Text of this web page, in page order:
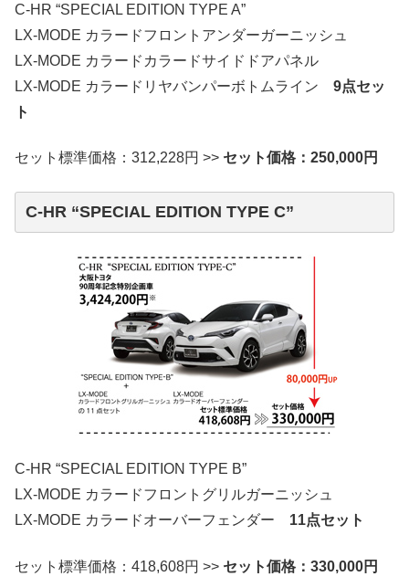
C-HR “SPECIAL EDITION TYPE A”
LX-MODE カラードフロントアンダーガーニッシュ
LX-MODE カラードカラードサイドドアパネル
LX-MODE カラードリヤバンパーボトムライン 9点セッ
ト
セット標準価格：312,228円 >> セット価格：250,000円
C-HR “SPECIAL EDITION TYPE C”
C-HR “SPECIAL EDITION TYPE B”
LX-MODE カラードフロントグリルガーニッシュ
LX-MODE カラードオーバーフェンダー 11点セット
セット標準価格：418,608円 >> セット価格：330,000円